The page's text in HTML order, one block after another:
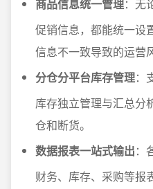
商品信息统一管理：无
促销信息，都能统一设
信息不一致导致的运营
分仓分平台库存管理：
库存独立管理与汇总分
仓和断货。
数据报表一站式输出：
财务、库存、采购等报